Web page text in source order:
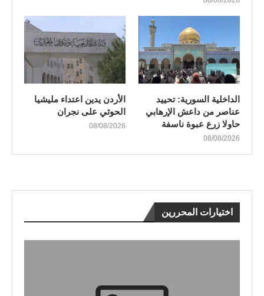
الداخلية السورية: تحييد
عناصر من داعش الإرهابي
حاولا زرع عبوة ناسفة
08/08/2026
الأردن يدين اعتداء مليشيا
الحوثي على نجران
08/08/2026
اختيارات المحررين